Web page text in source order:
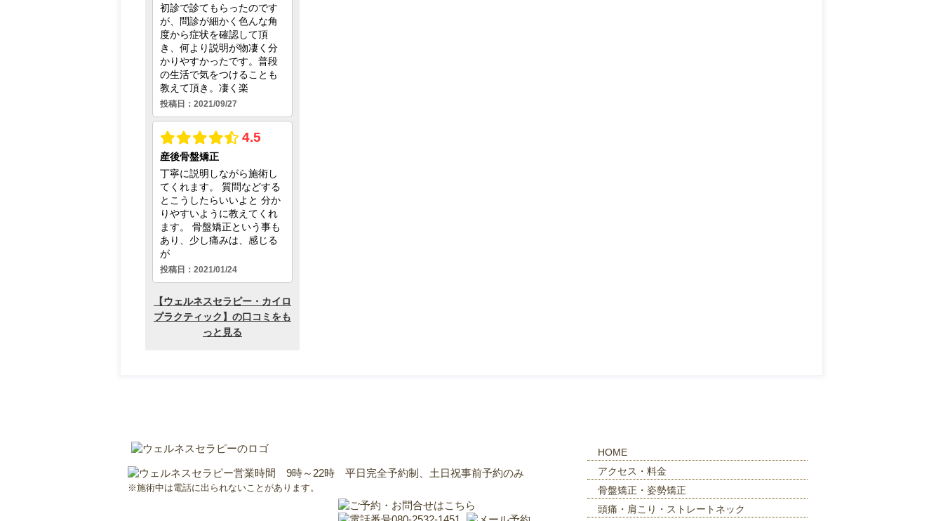
※施術中は電話に出られないことがあります。
HOME
アクセス・料金
骨盤矯正・姿勢矯正
頭痛・肩こり・ストレートネック